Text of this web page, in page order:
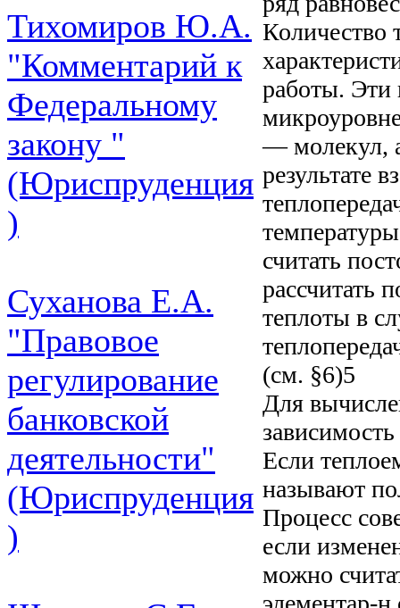
Тихомиров Ю.А.
"Комментарий к
Федеральному
закону "
(Юриспруденция
)
Суханова Е.А.
"Правовое
регулирование
банковской
деятельности"
(Юриспруденция
)
Количество
работы. Эти
— молекул,
результате
считать
рассчитать
теплоты в
(см. §6)5
Для
Если
называют
Процесс
если
можно